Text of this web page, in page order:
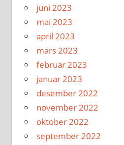
juni 2023
mai 2023
april 2023
mars 2023
februar 2023
januar 2023
desember 2022
november 2022
oktober 2022
september 2022